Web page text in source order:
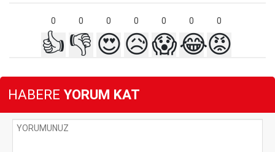
0 0 0 0 0 0 0
👍 👎 😍😥😱😂😡
HABERE YORUM KAT